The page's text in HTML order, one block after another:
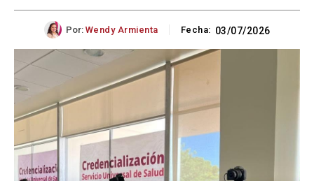
Por: Wendy Armienta Fecha: 03/07/2026